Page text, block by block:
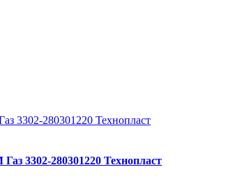
3302-280301220 Технопласт